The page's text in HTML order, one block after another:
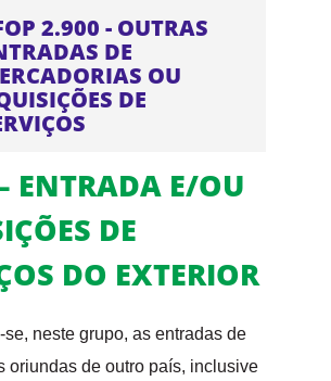
2.900 - OUTRAS
DE
OU
DE
ENTRADA E/OU
DE
DO EXTERIOR
neste grupo, as entradas de
oriundas de outro país, inclusive